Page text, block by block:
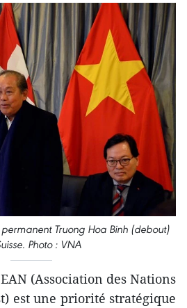
Truong Hoa Binh (debout)
Photo : VNA
(Association des Nations
est une priorité stratégique